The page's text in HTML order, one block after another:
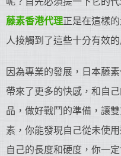
藤素香港代理正是在這樣
人接觸到了這些十分有效的
因為專業的發展，日本藤
帶來了更多的快感，和自
品，做好戰鬥的準備，讓
素，你能發現自己從未使
自己的長度和硬度，你一